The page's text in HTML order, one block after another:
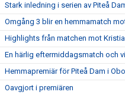
Stark inledning i serien av Piteå
Omgång 3 blir en hemmamatch
Highlights från matchen mot
En härlig eftermiddagsmatch och
Hemmapremiär för Piteå Dam i
Oavgjort i premiären